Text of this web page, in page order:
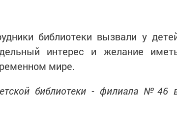
библиотеки вызвали у
интерес и желание
мире.
библиотеки - филиала №46